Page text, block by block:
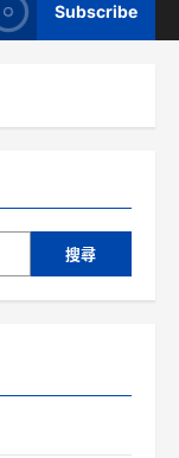
Subscribe
搜尋